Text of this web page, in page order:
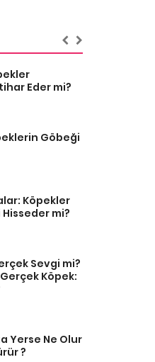
Eder mi?
Göbeği
Köpekler
mi?
Sevgi mi?
Köpek:
Yerse Ne Olur
?